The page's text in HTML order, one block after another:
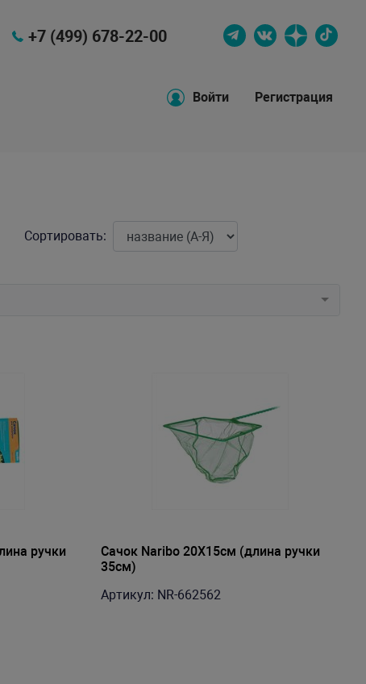
+7 (499) 678-22-00
Войти Регистрация
Сортировать:
ручки
Сачок Naribo 20X15см (длина ручки
35см)
Артикул: NR-662562